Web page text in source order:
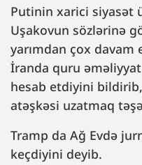
Putinin xarici siyasət
Uşakovun sözlərinə
yarımdan çox davam
İranda quru
hesab etdiyini
atəşkəsi uzatmaq
Tramp da Ağ Evdə
keçdiyini deyib.